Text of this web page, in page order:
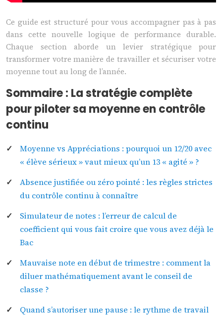
Ce guide est structuré pour vous accompagner pas à pas
dans cette nouvelle logique de performance durable.
Chaque section aborde un levier stratégique pour
transformer votre manière de travailler et sécuriser votre
moyenne tout au long de l’année.
Sommaire : La stratégie complète
pour piloter sa moyenne en contrôle
continu
Moyenne vs Appréciations : pourquoi un 12/20 avec
« élève sérieux » vaut mieux qu’un 13 « agité » ?
Absence justifiée ou zéro pointé : les règles strictes
du contrôle continu à connaître
Simulateur de notes : l’erreur de calcul de
coefficient qui vous fait croire que vous avez déjà le
Bac
Mauvaise note en début de trimestre : comment la
diluer mathématiquement avant le conseil de
classe ?
Quand s’autoriser une pause : le rythme de travail